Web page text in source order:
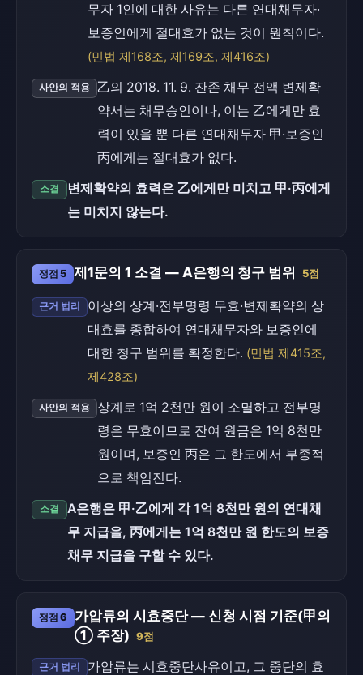
무자 1인에 대한 사유는 다른 연대채무자·
보증인에게 절대효가 없는 것이 원칙이다.
(민법 제168조, 제169조, 제416조)
사안의 적용
乙의 2018. 11. 9. 잔존 채무 전액 변제확
약서는 채무승인이나, 이는 乙에게만 효
력이 있을 뿐 다른 연대채무자 甲·보증인
丙에게는 절대효가 없다.
소결
변제확약의 효력은 乙에게만 미치고 甲·丙에게
는 미치지 않는다.
쟁점 5 제1문의 1 소결 — A은행의 청구 범위 5점
근거 법리
이상의 상계·전부명령 무효·변제확약의 상
대효를 종합하여 연대채무자와 보증인에
대한 청구 범위를 확정한다. (민법 제415조,
제428조)
사안의 적용
상계로 1억 2천만 원이 소멸하고 전부명
령은 무효이므로 잔여 원금은 1억 8천만
원이며, 보증인 丙은 그 한도에서 부종적
으로 책임진다.
소결
A은행은 甲·乙에게 각 1억 8천만 원의 연대채
무 지급을, 丙에게는 1억 8천만 원 한도의 보증
채무 지급을 구할 수 있다.
쟁점 6
가압류의 시효중단 — 신청 시점 기준(甲의
① 주장) 9점
근거 법리
가압류는 시효중단사유이고, 그 중단의 효